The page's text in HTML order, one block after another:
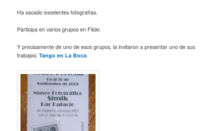
Ha sacado excelentes fotografías.
Participa en varios grupos en Flickr.
Y precisamente de uno de esos grupos, la invitaron a presentar uno de sus
trabajos:Tango en La Boca.